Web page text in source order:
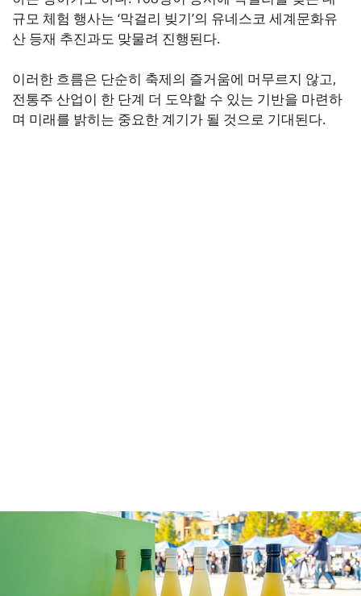
규모 체험 행사는 ‘막걸리 빚기’의 유네스코 세계문화유
산 등재 추진과도 맞물려 진행된다.
이러한 흐름은 단순히 축제의 즐거움에 머무르지 않고,
전통주 산업이 한 단계 더 도약할 수 있는 기반을 마련하
며 미래를 밝히는 중요한 계기가 될 것으로 기대된다.